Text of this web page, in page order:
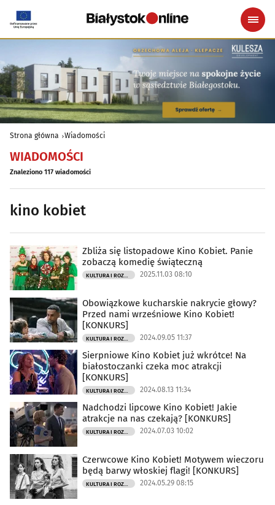
Strona główna Wiadomości
WIADOMOŚCI
Znaleziono 117 wiadomości
kino kobiet
Zbliża się listopadowe Kino Kobiet. Panie
zobaczą komedię świąteczną
2025.11.03 08:10
Obowiązkowe kucharskie nakrycie głowy?
Przed nami wrześniowe Kino Kobiet!
[KONKURS]
2024.09.05 11:37
Sierpniowe Kino Kobiet już wkrótce! Na
białostoczanki czeka moc atrakcji
[KONKURS]
2024.08.13 11:34
Nadchodzi lipcowe Kino Kobiet! Jakie
atrakcje na nas czekają? [KONKURS]
2024.07.03 10:02
Czerwcowe Kino Kobiet! Motywem wieczoru
będą barwy włoskiej flagi! [KONKURS]
2024.05.29 08:15